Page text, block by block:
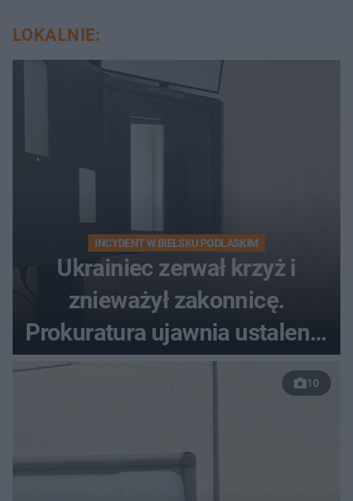
LOKALNIE:
INCYDENT W BIELSKU PODLASKIM
Ukrainiec zerwał krzyż i
znieważył zakonnicę.
Prokuratura ujawnia ustalenia
w sprawie 26-latka
10